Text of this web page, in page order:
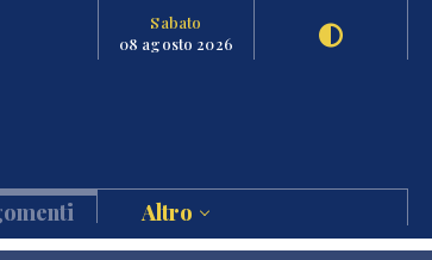
Sabato
08 agosto 2026
Altro